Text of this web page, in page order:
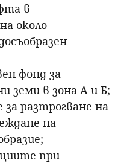
в
около
фонд за
земи в зона А и Б;
за разтрогване на
на
при